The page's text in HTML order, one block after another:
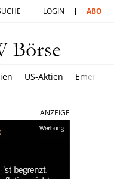
LOGIN ABO
US-Aktien
ANZEIGE